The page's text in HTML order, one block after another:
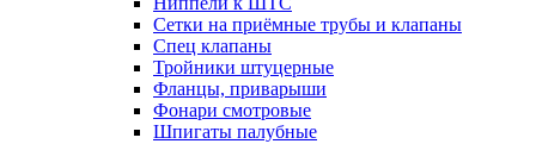
Сетки на приёмные трубы и клапаны
Спец клапаны
Тройники штуцерные
Фланцы, приварыши
Фонари смотровые
Шпигаты палубные